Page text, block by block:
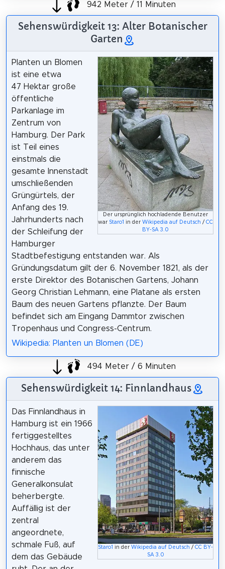
942 Meter / 11 Minuten
Sehenswürdigkeit 13: Alter Botanischer
Garten
Der ursprünglich hochladende Benutzer
war Staro1 in derWikipedia auf Deutsch /CC
BY-SA 3.0
Planten un Blomen
ist eine etwa
47 Hektar große
öffentliche
Parkanlage im
Zentrum von
Hamburg. Der Park
ist Teil eines
einstmals die
gesamte Innenstadt
umschließenden
Grüngürtels, der
Anfang des 19.
Jahrhunderts nach
der Schleifung der
Hamburger
Stadtbefestigung entstanden war. Als
Gründungsdatum gilt der 6. November 1821, als der
erste Direktor des Botanischen Gartens, Johann
Georg Christian Lehmann, eine Platane als ersten
Baum des neuen Gartens pflanzte. Der Baum
befindet sich am Eingang Dammtor zwischen
Tropenhaus und Congress-Centrum.
Wikipedia: Planten un Blomen (DE)
494 Meter / 6 Minuten
Sehenswürdigkeit 14: Finnlandhaus
Staro1 in derWikipedia auf Deutsch /CC BY-
SA 3.0
Das Finnlandhaus in
Hamburg ist ein 1966
fertiggestelltes
Hochhaus, das unter
anderem das
finnische
Generalkonsulat
beherbergte.
Auffällig ist der
zentral
angeordnete,
schmale Fuß, auf
dem das Gebäude